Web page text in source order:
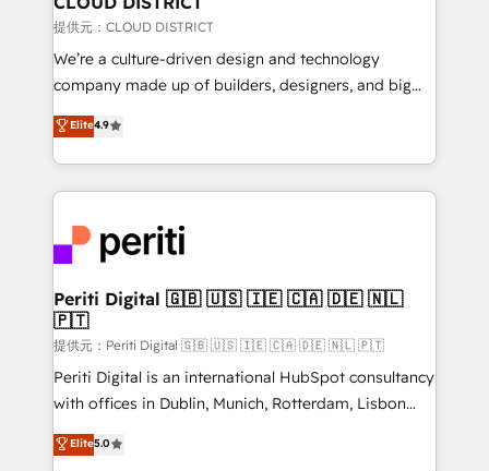
creativity. Our multicultural team works in Spanish,
Portuguese, and English to design scalable strategies
that drive measurable growth. 🌎 Highlights: • 10+
Platform Migration Excellence. • Top 3 Partner of the
Year LATAM 2022, 2023, 2024, 2025. • Partner of the
business with HubSpot? Let Cebra’s experts help
you grow faster, smarter, and with impact.
提供元：CLOUD DISTRICT
We’re a culture-driven design and technology
company made up of builders, designers, and big
thinkers. We blend strategy, design, and
development—always fueled by curiosity—to turn
ideas, opportunities, and challenges into meaningful
experiences. To us, technology is more than just
and—most importantly—simple. That’s why we lean
into bold ideas and shape them into thoughtful
products and strategies that actually make a
difference.
Elite4.9
Periti Digital 🇬🇧 🇺🇸 🇮🇪 🇨🇦 🇩🇪 🇳🇱
🇵🇹
提供元：Periti Digital 🇬🇧 🇺🇸 🇮🇪 🇨🇦 🇩🇪 🇳🇱 🇵🇹
Periti Digital is an international HubSpot consultancy
with offices in Dublin, Munich, Rotterdam, Lisbon
and New York. 🔎 We are focused on enhancing
revenue-generation strategies for clients through
Elite5.0